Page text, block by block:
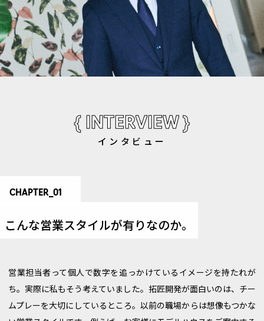
{ INTERVIEW }
インタビュー
CHAPTER_01
こんな営業スタイルが有りなのか。
営業担当者って個人で数字を追っかけているイメージを持たれが
ち。実際に私もそう考えていました。拓匠開発が面白いのは、チー
ムプレーを大切にしているところ。以前の職場からは想像もつかな